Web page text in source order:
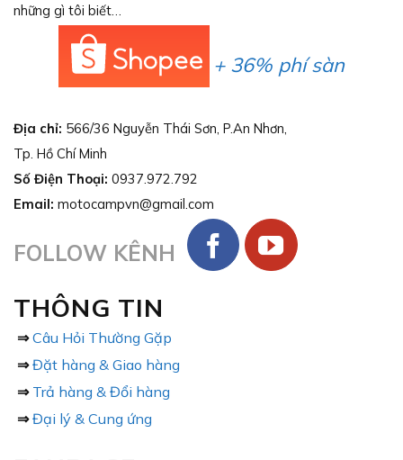
những gì tôi biết…
+ 36% phí sàn
Địa chỉ: 566/36 Nguyễn Thái Sơn, P.An Nhơn,
Tp. Hồ Chí Minh
Số Điện Thoại: 0937.972.792
Email: motocampvn@gmail.com
FOLLOW KÊNH
THÔNG TIN
⇒ Câu Hỏi Thường Gặp
⇒ Đặt hàng & Giao hàng
⇒ Trả hàng & Đổi hàng
⇒ Đại lý & Cung ứng